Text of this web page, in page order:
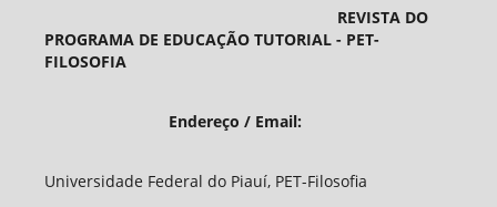
REVISTA DO
PROGRAMA DE EDUCAÇÃO TUTORIAL - PET-
FILOSOFIA
Endereço / Email:
Universidade Federal do Piauí, PET-Filosofia